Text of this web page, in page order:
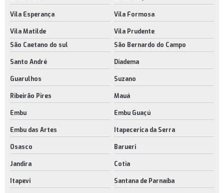
Vila Esperança Vila Formosa
Vila Matilde
Vila Prudente
São Caetano do sul
São Bernardo do Campo
Santo André Diadema
Guarulhos Suzano
Ribeirão Pires Mauá
Embu Embu Guaçú
Embu das Artes Itapecerica da Serra
Osasco Barueri
Jandira Cotia
Itapevi Santana de Parnaíba